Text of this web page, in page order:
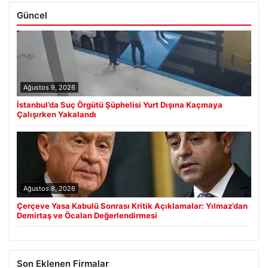
Güncel
Ağustos 9, 2026
İstanbul’da Suç Örgütü Şüphelisi Yurt Dışına Kaçmaya
Çalışırken Yakalandı
Ağustos 8, 2026
Çerçeve Yasa Kabulü Sonrası Kritik Açıklamalar: Yılmaz’dan
Demirtaş ve Öcalan Değerlendirmesi
Son Eklenen Firmalar